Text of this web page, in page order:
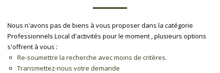
ACHETER
ESTIMATION
Plus de critères Créer une alerte
Nous n'avons pas de biens à vous proposer dans la catégorie
Professionnels Local d'activités pour le moment , plusieurs options
s'offrent à vous :
Re-soumettre la recherche avec moins de critères.
Transmettez-nous votre demande